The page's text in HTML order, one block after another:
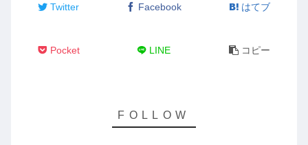
Twitter Facebook はてブ
Pocket LINE コピー